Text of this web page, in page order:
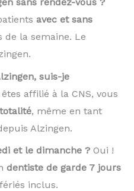
sans rendez-vous ?
avec et sans
de la semaine. Le
suis-je
affilié à la CNS, vous
, même en tant
Alzingen.
et le dimanche ? Oui !
dentiste de garde 7 jours
inclus.